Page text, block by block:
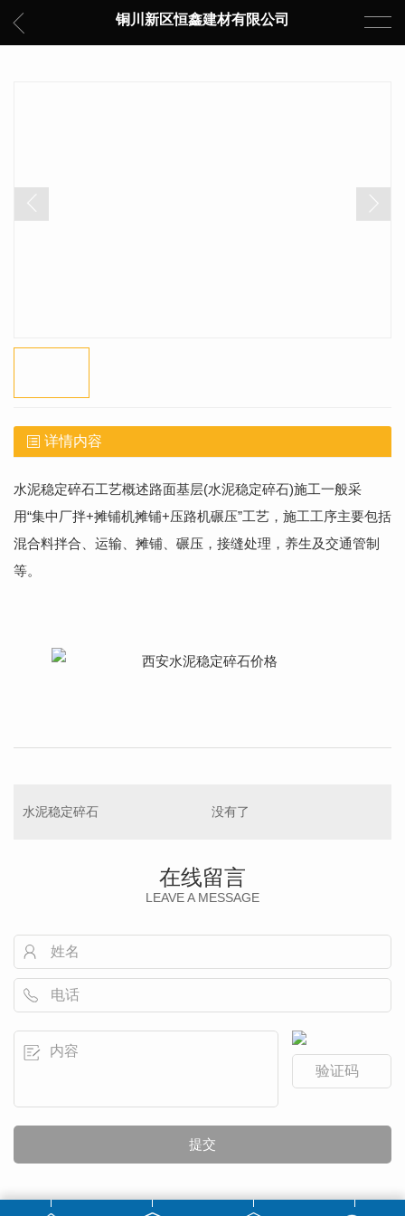
铜川新区恒鑫建材有限公司
详情内容
水泥稳定碎石工艺概述路面基层(水泥稳定碎石)施工一般采
用“集中厂拌+摊铺机摊铺+压路机碾压”工艺，施工工序主要包括
混合料拌合、运输、摊铺、碾压，接缝处理，养生及交通管制
等。
水泥稳定碎石 没有了
在线留言
LEAVE A MESSAGE